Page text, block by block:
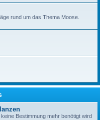
rund um das Thema Moose.
Bestimmung mehr benötigt wird